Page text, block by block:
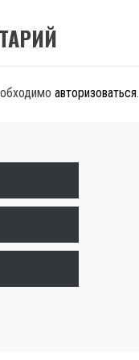
авторизоваться.